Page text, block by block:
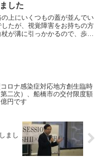
した
の上にいくつもの蓋が並んでい
したが、視覚障害をお持ちの方
が溝に引っかかるので、歩き
ロナ感染症対応地方創生臨時
二次）、船橋市の交付限度額
円です
まし